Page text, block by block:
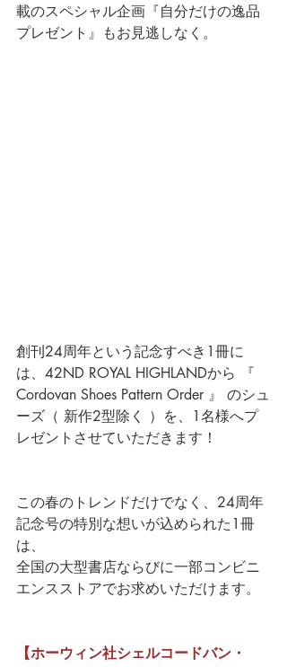
載のスペシャル企画『自分だけの逸品
プレゼント』もお見逃しなく。
創刊24周年という記念すべき1冊に
は、42ND ROYAL HIGHLANDから
『
Cordovan Shoes Pattern Order 』
のシュ
ーズ（ 新作2型除く ）を、1名様へプ
レゼントさせていただきます！
この春のトレンドだけでなく、24周年
記念号の特別な想いが込められた1冊
は、
全国の大型書店ならびに一部コンビニ
エンスストアでお求めいただけます。
【ホーウィン社シェルコードバン・